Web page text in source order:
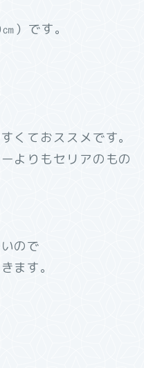
）です。
くておススメです。
よりもセリアのもの
ので
ます。